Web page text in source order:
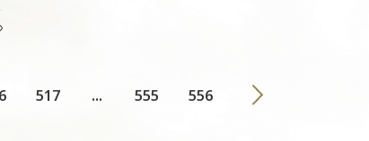
517 ... 555 556